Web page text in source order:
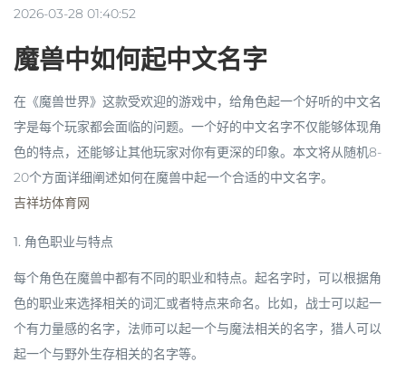
2026-03-28 01:40:52
魔兽中如何起中文名字
在《魔兽世界》这款受欢迎的游戏中，给角色起一个好听的中文名
字是每个玩家都会面临的问题。一个好的中文名字不仅能够体现角
色的特点，还能够让其他玩家对你有更深的印象。本文将从随机8-
20个方面详细阐述如何在魔兽中起一个合适的中文名字。
吉祥坊体育网
1. 角色职业与特点
每个角色在魔兽中都有不同的职业和特点。起名字时，可以根据角
色的职业来选择相关的词汇或者特点来命名。比如，战士可以起一
个有力量感的名字，法师可以起一个与魔法相关的名字，猎人可以
起一个与野外生存相关的名字等。